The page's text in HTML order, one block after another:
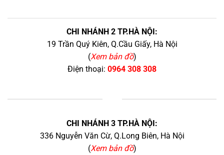
CHI NHÁNH 2 TP.HÀ NỘI:
19 Trần Quý Kiên, Q.Cầu Giấy, Hà Nội
(Xem bản đồ)
Điện thoại: 0964 308 308
CHI NHÁNH 3 TP.HÀ NỘI:
336 Nguyễn Văn Cừ, Q.Long Biên, Hà Nội
(Xem bản đồ)